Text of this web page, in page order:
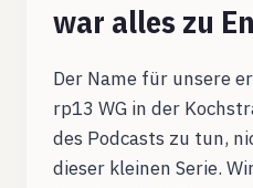
war alles zu
Der Name für unsere
rp13 WG in der
des Podcasts zu tun,
dieser kleinen Serie.